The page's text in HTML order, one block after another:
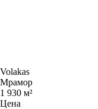
Volakas
Мрамор
1 930 м²
Цена